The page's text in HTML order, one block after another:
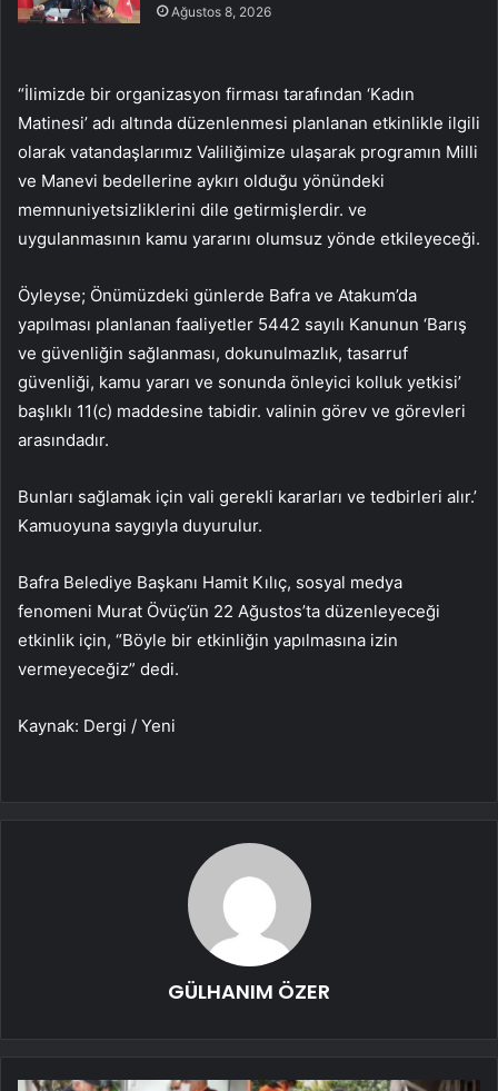
Ağustos 8, 2026
“İlimizde bir organizasyon firması tarafından ‘Kadın
Matinesi’ adı altında düzenlenmesi planlanan etkinlikle ilgili
olarak vatandaşlarımız Valiliğimize ulaşarak programın Milli
ve Manevi bedellerine aykırı olduğu yönündeki
memnuniyetsizliklerini dile getirmişlerdir. ve
uygulanmasının kamu yararını olumsuz yönde etkileyeceği.
Öyleyse; Önümüzdeki günlerde Bafra ve Atakum’da
yapılması planlanan faaliyetler 5442 sayılı Kanunun ‘Barış
ve güvenliğin sağlanması, dokunulmazlık, tasarruf
güvenliği, kamu yararı ve sonunda önleyici kolluk yetkisi’
başlıklı 11(c) maddesine tabidir. valinin görev ve görevleri
arasındadır.
Bunları sağlamak için vali gerekli kararları ve tedbirleri alır.’
Kamuoyuna saygıyla duyurulur.
Bafra Belediye Başkanı Hamit Kılıç, sosyal medya
fenomeni Murat Övüç’ün 22 Ağustos’ta düzenleyeceği
etkinlik için, “Böyle bir etkinliğin yapılmasına izin
vermeyeceğiz” dedi.
Kaynak: Dergi / Yeni
GÜLHANIM ÖZER